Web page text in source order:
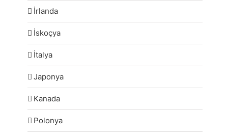
İrlanda
İskoçya
İtalya
Japonya
Kanada
Polonya